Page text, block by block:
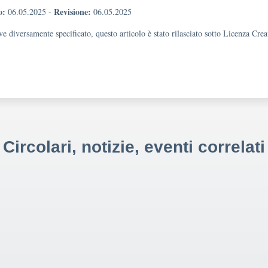
06.05.2025 - Revisione: 06.05.2025
diversamente specificato, questo articolo è stato rilasciato sotto Licenza
Circolari, notizie, eventi correlati